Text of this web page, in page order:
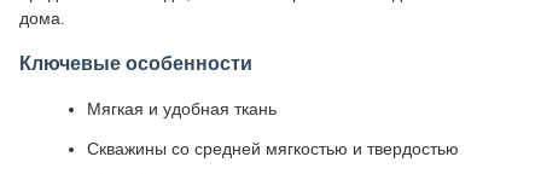
дома.
Ключевые особенности
Мягкая и удобная ткань
Скважины со средней мягкостью и твердостью